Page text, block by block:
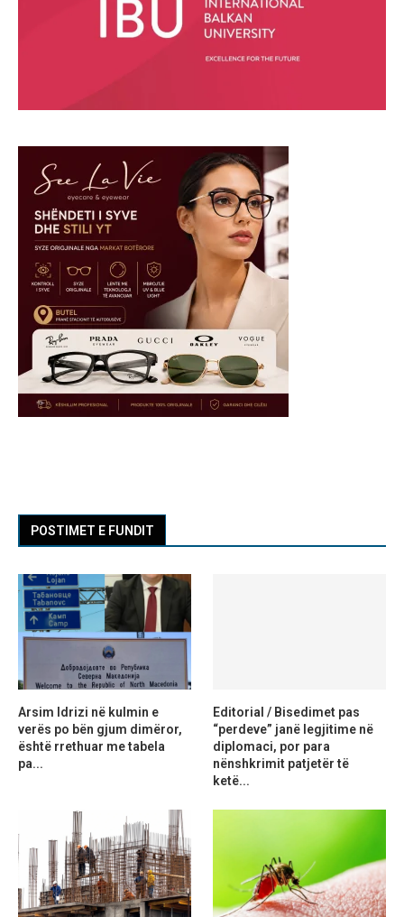
POSTIMET E FUNDIT
Arsim Idrizi në kulmin e
verës po bën gjum dimëror,
është rrethuar me tabela
pa...
Editorial / Bisedimet pas
“perdeve” janë legjitime në
diplomaci, por para
nënshkrimit patjetër të
ketë...